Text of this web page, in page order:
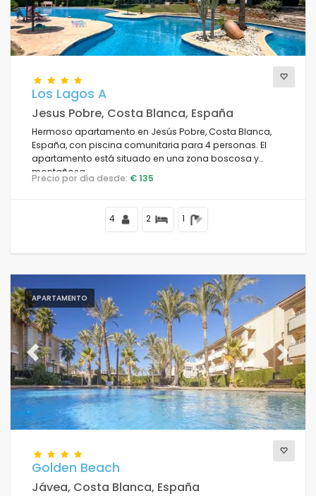
Los Lagos A
Jesus Pobre, Costa Blanca, España
Hermoso apartamento en Jesús Pobre, Costa Blanca,
España, con piscina comunitaria para 4 personas. El
apartamento está situado en una zona boscosa y
montañosa.
Precio por día desde: € 135
4 2 1
APARTAMENTO
Previous Next
Golden Beach
Jávea, Costa Blanca, España